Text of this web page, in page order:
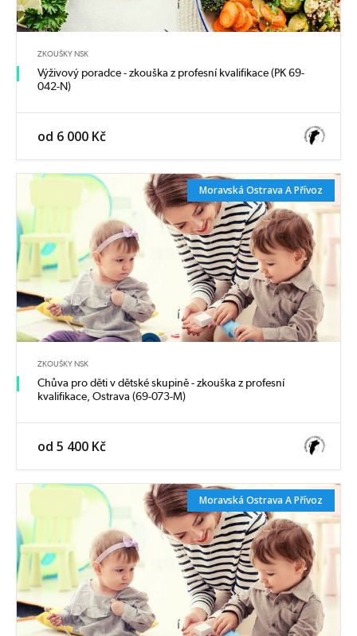
ZKOUŠKY NSK
Výživový poradce - zkouška z profesní kvalifikace (PK 69-
042-N)
od 6 000 Kč
Moravská Ostrava A Přívoz
ZKOUŠKY NSK
Chůva pro děti v dětské skupině - zkouška z profesní
kvalifikace, Ostrava (69-073-M)
od 5 400 Kč
Moravská Ostrava A Přívoz